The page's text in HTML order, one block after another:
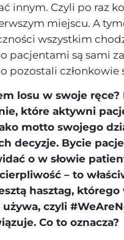
innym. Czyli po raz
miejscu. A
wszystkim
pacjentami są sami
pozostali członkowie
losu w swoje ręce?
które aktywni
motto swojego
decyzje. Bycie
o w słowie
– to
hasztag, którego
używa, czyli
Co to oznacza?